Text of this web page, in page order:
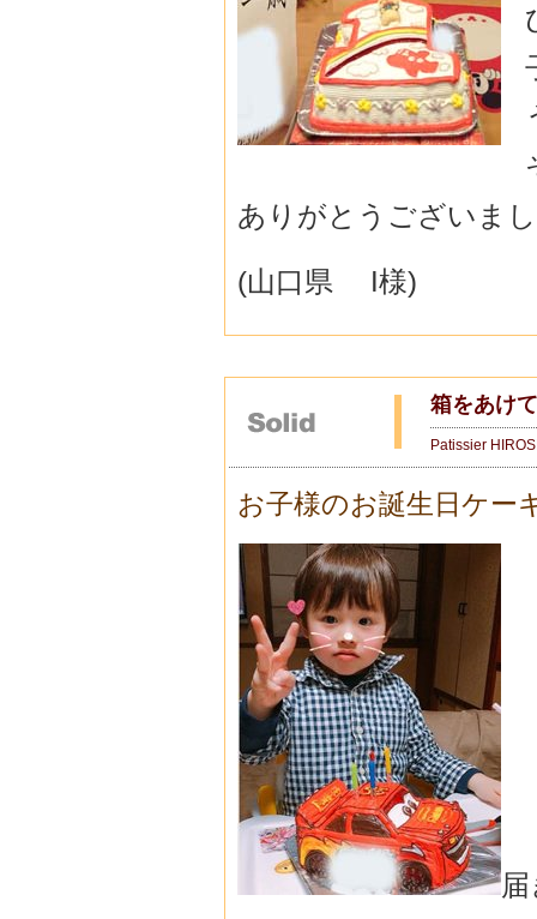
ありがとうございま
(山口県 I様)
箱をあけ
Patissier
お子様のお誕生日ケー
届